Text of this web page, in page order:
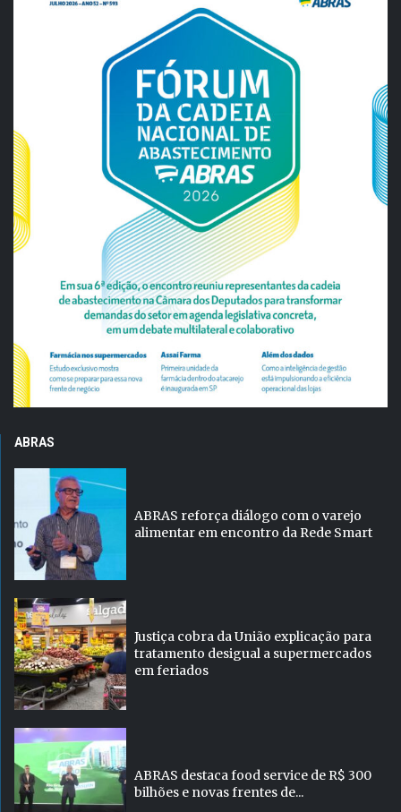
ABRAS
ABRAS reforça diálogo com o varejo
alimentar em encontro da Rede Smart
Justiça cobra da União explicação para
tratamento desigual a supermercados
em feriados
ABRAS destaca food service de R$ 300
bilhões e novas frentes de...